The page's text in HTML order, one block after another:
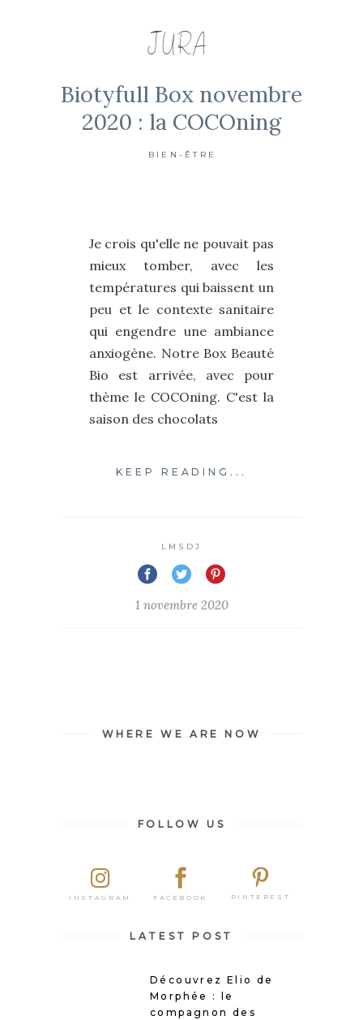
JURA
Biotyfull Box novembre
2020 : la COCOning
BIEN-ÊTRE
Je crois qu'elle ne pouvait pas
mieux tomber, avec les
températures qui baissent un
peu et le contexte sanitaire
qui engendre une ambiance
anxiogène. Notre Box Beauté
Bio est arrivée, avec pour
thème le COCOning. C'est la
saison des chocolats
KEEP READING...
LMSDJ
1 novembre 2020
WHERE WE ARE NOW
FOLLOW US
INSTAGRAM FACEBOOK PINTEREST
LATEST POST
Découvrez Elio de
Morphée : le
compagnon des